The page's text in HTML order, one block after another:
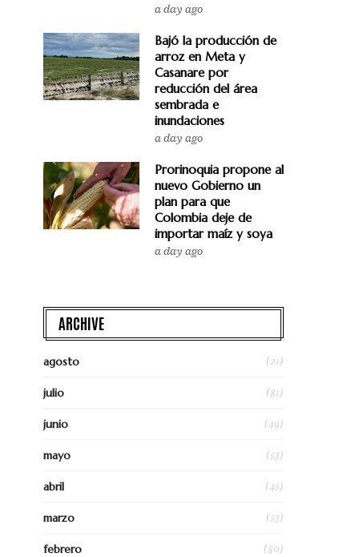
a day ago
Bajó la producción de
arroz en Meta y
Casanare por
reducción del área
sembrada e
inundaciones
a day ago
Prorinoquia propone al
nuevo Gobierno un
plan para que
Colombia deje de
importar maíz y soya
a day ago
ARCHIVE
agosto (21)
julio (81)
junio (49)
mayo (53)
abril (45)
marzo (53)
febrero (80)